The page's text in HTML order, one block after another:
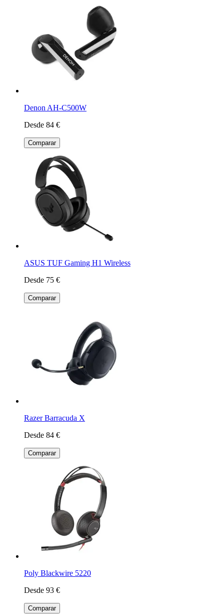
Denon AH-C500W
Desde 84 €
Comparar
ASUS TUF Gaming H1 Wireless
Desde 75 €
Comparar
Razer Barracuda X
Desde 84 €
Comparar
Poly Blackwire 5220
Desde 93 €
Comparar